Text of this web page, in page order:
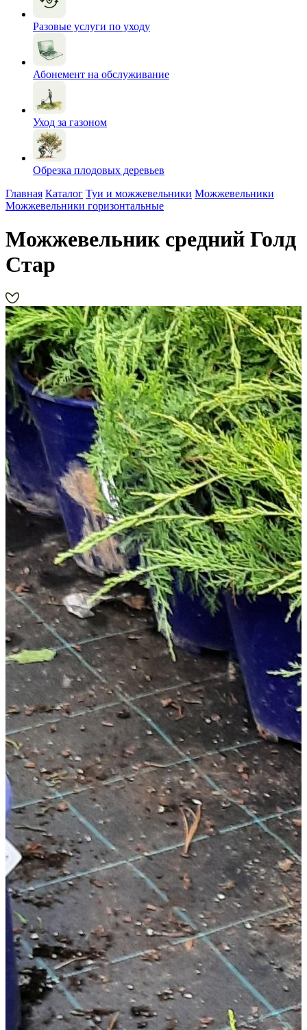
Разовые услуги по уходу
Абонемент на обслуживание
Уход за газоном
Обрезка плодовых деревьев
Главная Каталог Туи и можжевельники Можжевельники
Можжевельники горизонтальные
Можжевельник средний Голд
Стар